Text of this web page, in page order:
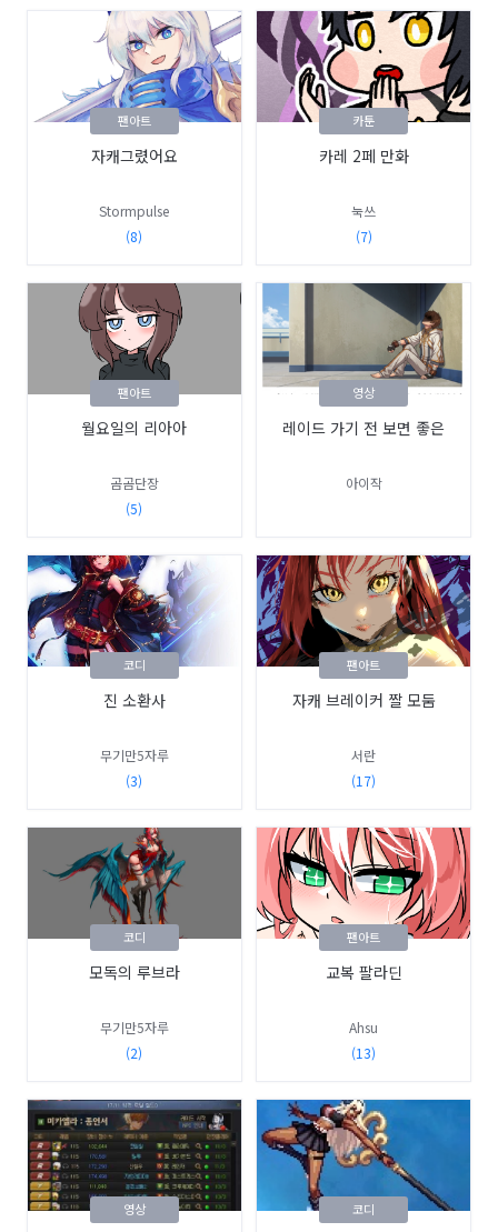
자캐그렸어요
Stormpulse
(8)
팬아트
카레 2페 만화
눅쓰
(7)
카툰
월요일의 리아아
곰곰단장
(5)
팬아트
레이드 가기 전 보면 좋은
아이작
영상
진 소환사
무기만5자루
(3)
코디
자캐 브레이커 짤 모둠
서란
(17)
팬아트
모독의 루브라
무기만5자루
(2)
코디
교복 팔라딘
Ahsu
(13)
팬아트
영상 코디